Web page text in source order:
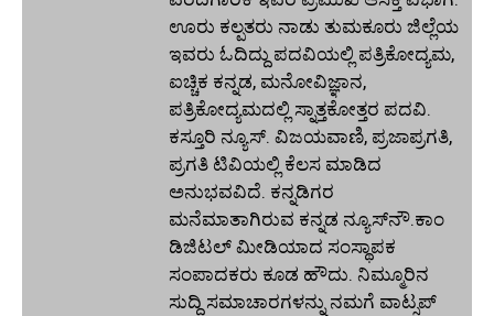
ಊರು ಕಲ್ಪತರು ನಾಡು ತುಮಕೂರು ಜಿಲ್ಲೆಯ
ಇವರು ಓದಿದ್ದು ಪದವಿಯಲ್ಲಿ ಪತ್ರಿಕೋದ್ಯಮ,
ಐಚ್ಚಿಕ ಕನ್ನಡ, ಮನೋವಿಜ್ಞಾನ,
ಪತ್ರಿಕೋದ್ಯಮದಲ್ಲಿ ಸ್ನಾತ್ತಕೋತ್ತರ ಪದವಿ.
ಕಸ್ತೂರಿ ನ್ಯೂಸ್‌. ವಿಜಯವಾಣಿ, ಪ್ರಜಾಪ್ರಗತಿ,
ಪ್ರಗತಿ ಟಿವಿಯಲ್ಲಿ ಕೆಲಸ ಮಾಡಿದ
ಅನುಭವವಿದೆ. ಕನ್ನಡಿಗರ
ಮನೆಮಾತಾಗಿರುವ ಕನ್ನಡ ನ್ಯೂಸ್‌ನೌ.ಕಾಂ
ಡಿಜಿಟಲ್‌ ಮೀಡಿಯಾದ ಸಂಸ್ಥಾಪಕ
ಸಂಪಾದಕರು ಕೂಡ ಹೌದು. ನಿಮ್ಮೂರಿನ
ಸುದ್ದಿ ಸಮಾಚಾರಗಳನ್ನು ನಮಗೆ ವಾಟ್ಸಪ್‌